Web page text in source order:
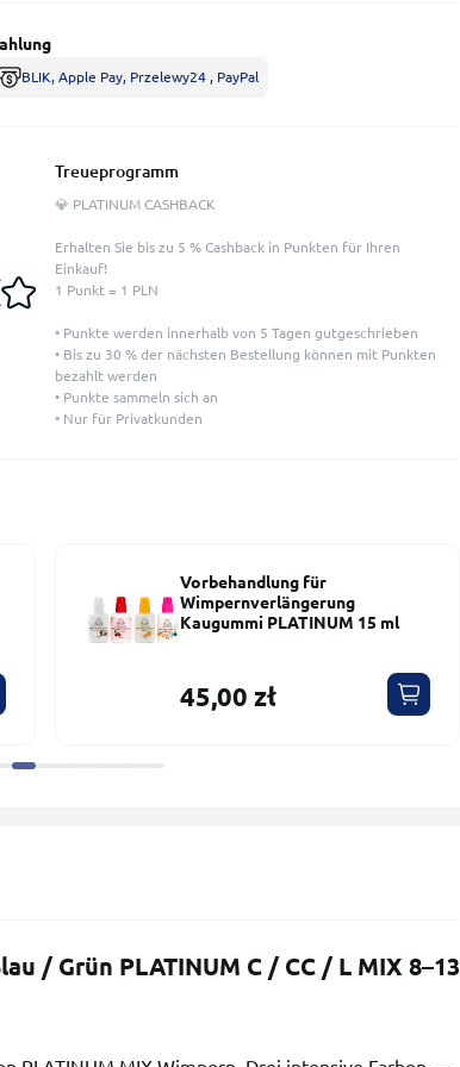
BLIK, Apple Pay, Przelewy24 , PayPal
Treueprogramm
💎 PLATINUM CASHBACK
Erhalten Sie bis zu 5 % Cashback in Punkten für Ihren
Einkauf!
1 Punkt = 1 PLN
• Punkte werden innerhalb von 5 Tagen gutgeschrieben
• Bis zu 30 % der nächsten Bestellung können mit Punkten
bezahlt werden
• Punkte sammeln sich an
• Nur für Privatkunden
Vorbehandlung für
Wimpernverlängerung
Kaugummi PLATINUM 15 ml
45,00 zł
/ Grün PLATINUM C / CC / L MIX 8–13